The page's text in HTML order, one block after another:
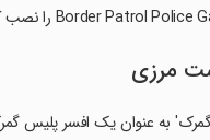
مرزی
به عنوان یک افسر پلیس